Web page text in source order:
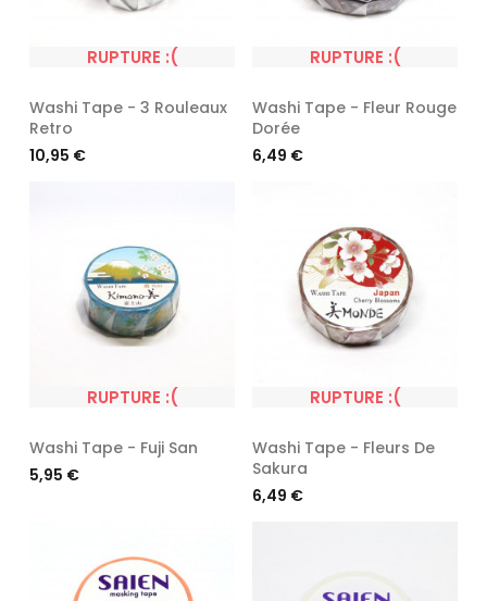
RUPTURE :(
Washi Tape - 3 Rouleaux
Retro
Prix
10,95 €
RUPTURE :(
Washi Tape - Fleur Rouge
Dorée
Prix
6,49 €
RUPTURE :(
Washi Tape - Fuji San
Prix
5,95 €
RUPTURE :(
Washi Tape - Fleurs De
Sakura
Prix
6,49 €